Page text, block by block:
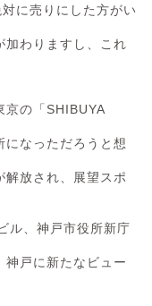
に売りにした方がい
加わりますし、これ
京の「SHIBUYA
になっただろうと想
解放され、展望スポ
ル、神戸市役所新庁
神戸に新たなビュー